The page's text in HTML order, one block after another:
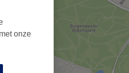
onze